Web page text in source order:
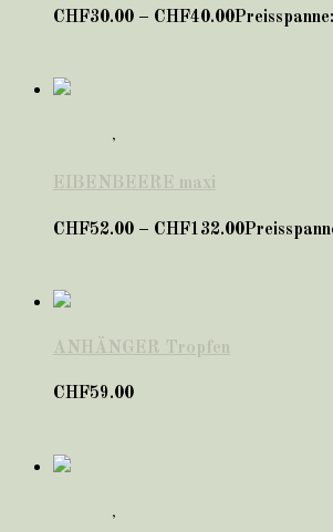
CHF30.00 – CHF40.00
,
EIBENBEERE maxi
CHF52.00 – CHF132.00
ANHÄNGER Tropfen
CHF59.00
,